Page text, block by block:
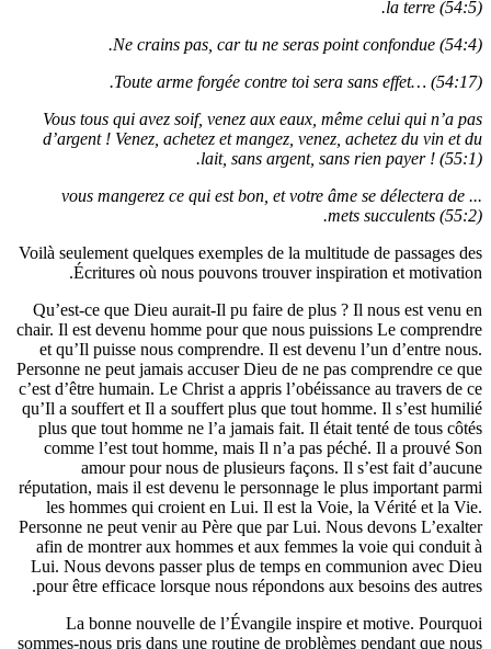
Ne crains pas, car tu ne
Toute arme forgée contre
Vous tous qui avez soif, venez aux
d’argent ! Venez, achetez et mangez,
lait, sans
... vous mangerez ce qui est bon, et
Voilà seulement quelques exemples de la
Écritures où nous pouvons
Qu’est-ce que Dieu aurait-Il pu faire de
chair. Il est devenu homme pour que nous
et qu’Il puisse nous comprendre. Il est
Personne ne peut jamais accuser Dieu de
c’est d’être humain. Le Christ a appris
qu’Il a souffert et Il a souffert plus que
plus que tout homme ne l’a jamais fait.
comme l’est tout homme, mais Il n’a
amour pour nous de plusieurs
réputation, mais il est devenu le
les hommes qui croient en Lui. Il est
Personne ne peut venir au Père que par
afin de montrer aux hommes et aux
Lui. Nous devons passer plus de temps
pour être efficace lorsque nous
La bonne nouvelle de l’Évangile
sommes-nous pris dans une routine de